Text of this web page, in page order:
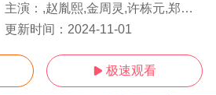
主演： ,赵胤熙,金周灵,许栋元,郑仁谦
更新时间： 2024-11-01
 极速观看